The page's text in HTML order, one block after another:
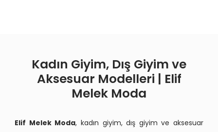
Kadın Giyim, Dış Giyim ve
Aksesuar Modelleri | Elif
Melek Moda
Elif Melek Moda, kadın giyim, dış giyim ve aksesuar